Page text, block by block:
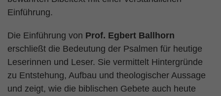
Einführung.
Die Einführung von Prof. Egbert Ballhorn
erschließt die Bedeutung der Psalmen für heutige
Leserinnen und Leser. Sie vermittelt Hintergründe
zu Entstehung, Aufbau und theologischer Aussage
und zeigt, wie die biblischen Gebete auch heute